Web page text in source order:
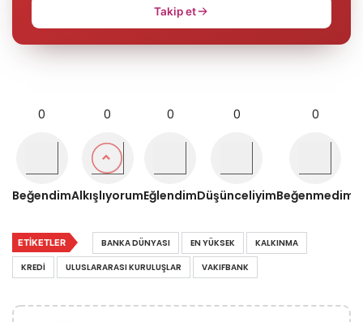
Takip et
0
Beğendim
0
Alkışlıyorum
0
Eğlendim
0
Düşünceliyim
0
Beğenmedim
ETIKETLER BANKA DÜNYASI EN YÜKSEK
KALKINMA
KREDI
ULUSLARARASI KURULUŞLAR VAKIFBANK